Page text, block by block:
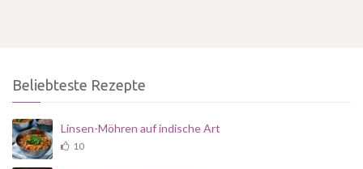
Beliebteste Rezepte
Linsen-Möhren auf indische Art
10